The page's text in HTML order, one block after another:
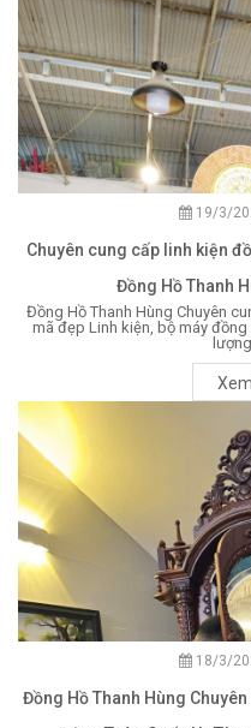
19/3/
Chuyên cung cấp linh kiện
Đồng Hồ Thanh
Đồng Hồ Thanh Hùng Chuyên
mã đẹp Linh kiện, bộ máy
18/3/
Đồng Hồ Thanh Hùng